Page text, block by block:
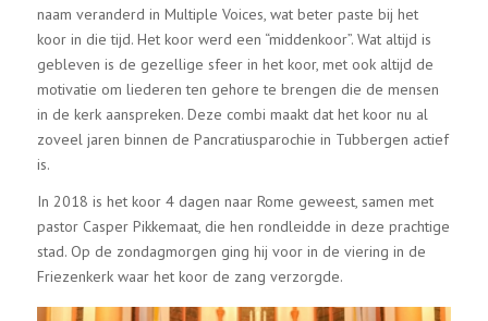
naam veranderd in Multiple Voices, wat beter paste bij het
koor in die tijd. Het koor werd een “middenkoor”. Wat altijd is
gebleven is de gezellige sfeer in het koor, met ook altijd de
motivatie om liederen ten gehore te brengen die de mensen
in de kerk aanspreken. Deze combi maakt dat het koor nu al
zoveel jaren binnen de Pancratiusparochie in Tubbergen actief
is.
In 2018 is het koor 4 dagen naar Rome geweest, samen met
pastor Casper Pikkemaat, die hen rondleidde in deze prachtige
stad. Op de zondagmorgen ging hij voor in de viering in de
Friezenkerk waar het koor de zang verzorgde.